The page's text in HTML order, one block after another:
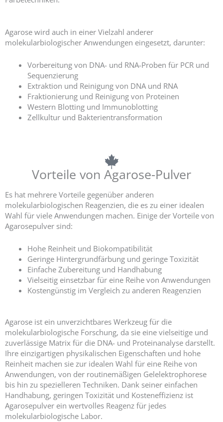
Agarose wird auch in einer Vielzahl anderer
molekularbiologischer Anwendungen eingesetzt, darunter:
Vorbereitung von DNA- und RNA-Proben für PCR und
Sequenzierung
Extraktion und Reinigung von DNA und RNA
Fraktionierung und Reinigung von Proteinen
Western Blotting und Immunoblotting
Zellkultur und Bakterientransformation
Vorteile von Agarose-Pulver
Es hat mehrere Vorteile gegenüber anderen
molekularbiologischen Reagenzien, die es zu einer idealen
Wahl für viele Anwendungen machen. Einige der Vorteile von
Agarosepulver sind:
Hohe Reinheit und Biokompatibilität
Geringe Hintergrundfärbung und geringe Toxizität
Einfache Zubereitung und Handhabung
Vielseitig einsetzbar für eine Reihe von Anwendungen
Kostengünstig im Vergleich zu anderen Reagenzien
Agarose ist ein unverzichtbares Werkzeug für die
molekularbiologische Forschung, da sie eine vielseitige und
zuverlässige Matrix für die DNA- und Proteinanalyse darstellt.
Ihre einzigartigen physikalischen Eigenschaften und hohe
Reinheit machen sie zur idealen Wahl für eine Reihe von
Anwendungen, von der routinemäßigen Gelelektrophorese
bis hin zu spezielleren Techniken. Dank seiner einfachen
Handhabung, geringen Toxizität und Kosteneffizienz ist
Agarosepulver ein wertvolles Reagenz für jedes
molekularbiologische Labor.